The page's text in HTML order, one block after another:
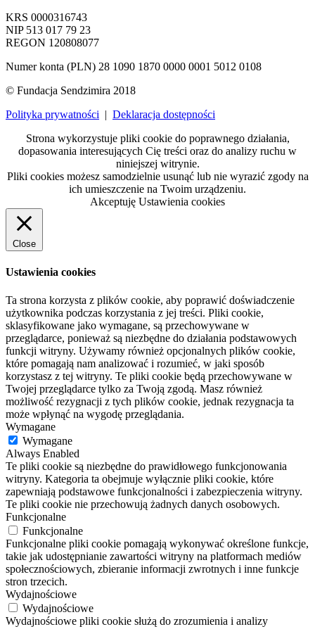
KRS 0000316743
NIP 513 017 79 23
REGON 120808077
Numer konta (PLN) 28 1090 1870 0000 0001 5012 0108
© Fundacja Sendzimira 2018
Polityka prywatności | Deklaracja dostępności
Strona wykorzystuje pliki cookie do poprawnego działania,
dopasowania interesujących Cię treści oraz do analizy ruchu w
niniejszej witrynie.
Pliki cookies możesz samodzielnie usunąć lub nie wyrazić zgody na
ich umieszczenie na Twoim urządzeniu.
Akceptuję Ustawienia cookies
Close
Ustawienia cookies
Ta strona korzysta z plików cookie, aby poprawić doświadczenie
użytkownika podczas korzystania z jej treści. Pliki cookie,
sklasyfikowane jako wymagane, są przechowywane w
przeglądarce, ponieważ są niezbędne do działania podstawowych
funkcji witryny. Używamy również opcjonalnych plików cookie,
które pomagają nam analizować i rozumieć, w jaki sposób
korzystasz z tej witryny. Te pliki cookie będą przechowywane w
Twojej przeglądarce tylko za Twoją zgodą. Masz również
możliwość rezygnacji z tych plików cookie, jednak rezygnacja ta
może wpłynąć na wygodę przeglądania.
Wymagane
Wymagane
Always Enabled
Te pliki cookie są niezbędne do prawidłowego funkcjonowania
witryny. Kategoria ta obejmuje wyłącznie pliki cookie, które
zapewniają podstawowe funkcjonalności i zabezpieczenia witryny.
Te pliki cookie nie przechowują żadnych danych osobowych.
Funkcjonalne
Funkcjonalne
Funkcjonalne pliki cookie pomagają wykonywać określone funkcje,
takie jak udostępnianie zawartości witryny na platformach mediów
społecznościowych, zbieranie informacji zwrotnych i inne funkcje
stron trzecich.
Wydajnościowe
Wydajnościowe
Wydajnościowe pliki cookie służą do zrozumienia i analizy